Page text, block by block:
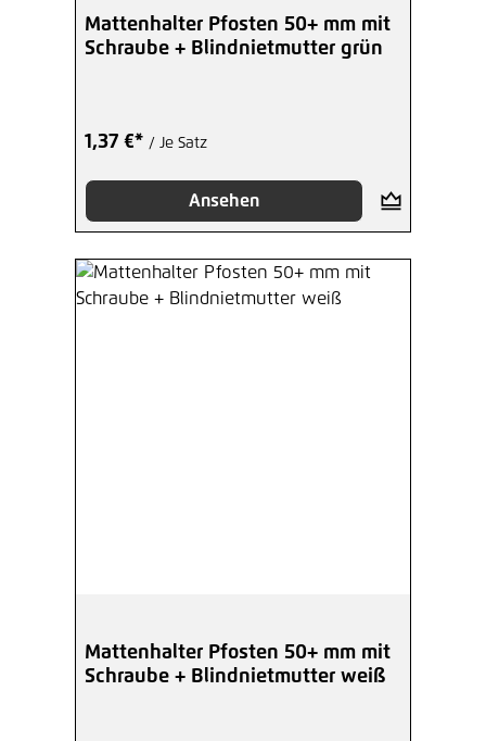
Durchschnittliche Bewertung von 5 von 5
Mattenhalter Pfosten 50+ mm mit
Schraube + Blindnietmutter grün
1,37 €* / Je Satz
Ansehen
Mattenhalter Pfosten 50+ mm mit
Schraube + Blindnietmutter weiß